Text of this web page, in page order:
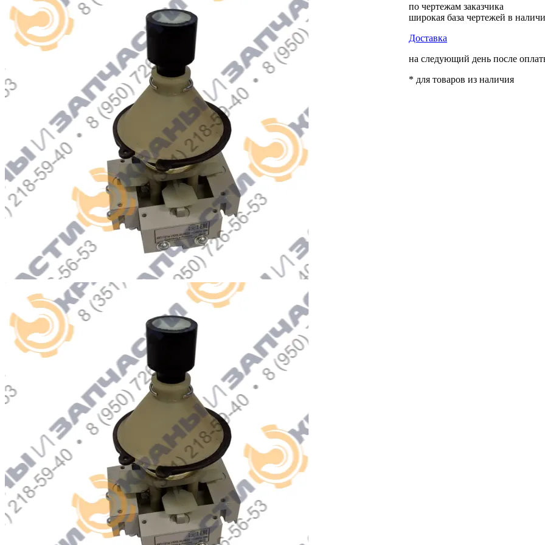
по чертежам заказчика
широкая база чертежей в
Доставка
на следующий день после
* для товаров из наличия